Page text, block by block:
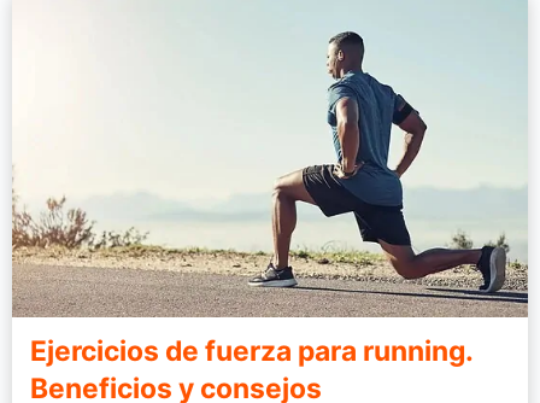
Ejercicios de fuerza para running.
Beneficios y consejos